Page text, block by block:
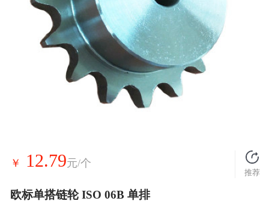
￥ 12.79元/个
推荐
欧标单搭链轮 ISO 06B 单排